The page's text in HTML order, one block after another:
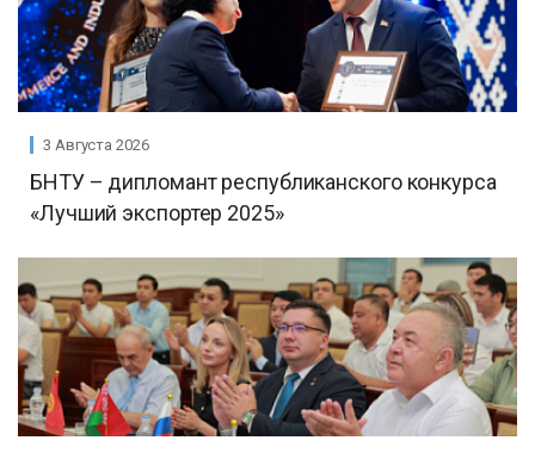
3 Августа 2026
БНТУ – дипломант республиканского конкурса
«Лучший экспортер 2025»